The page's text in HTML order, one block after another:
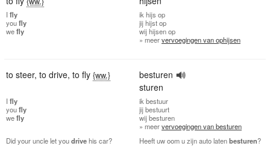
I fly
youfly
wefly
ik hijs op
jijhijst op
wijhijsen op
» meervervoegingen van ophijsen
to steer, to drive, to fly {ww.}
besturen
sturen
I fly
youfly
wefly
ik bestuur
jijbestuurt
wijbesturen
» meervervoegingen van besturen
Did your uncle let youdrivehis car? Heeft uw oom u zijn auto latenbesturen?